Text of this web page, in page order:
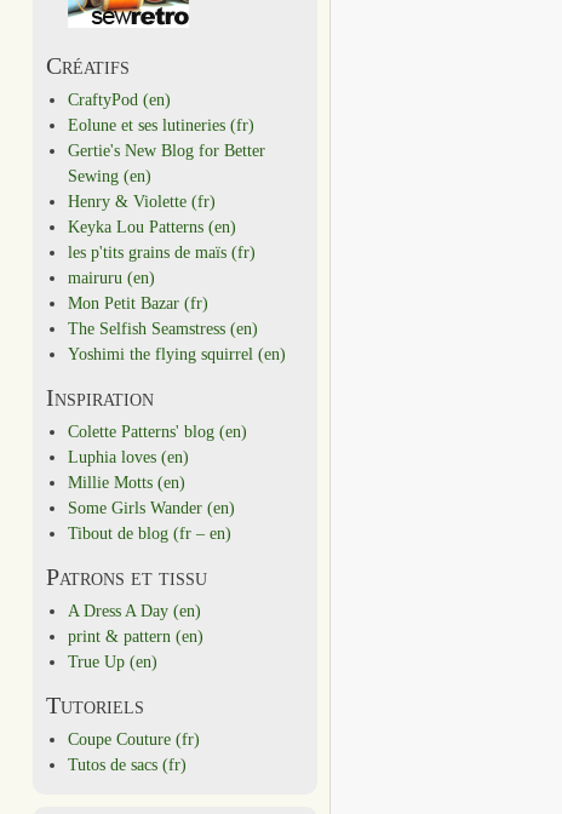
Créatifs
CraftyPod (en)
Eolune et ses lutineries (fr)
Gertie's New Blog for Better
Sewing (en)
Henry & Violette (fr)
Keyka Lou Patterns (en)
les p'tits grains de maïs (fr)
mairuru (en)
Mon Petit Bazar (fr)
The Selfish Seamstress (en)
Yoshimi the flying squirrel (en)
Inspiration
Colette Patterns' blog (en)
Luphia loves (en)
Millie Motts (en)
Some Girls Wander (en)
Tibout de blog (fr – en)
Patrons et tissu
A Dress A Day (en)
print & pattern (en)
True Up (en)
Tutoriels
Coupe Couture (fr)
Tutos de sacs (fr)